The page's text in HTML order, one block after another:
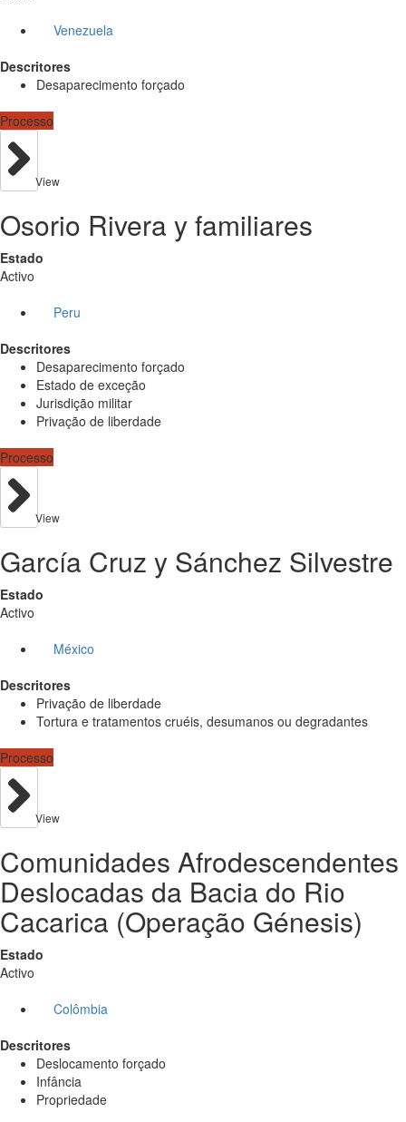
Venezuela
Descritores
Desaparecimento forçado
Processo
View
Osorio Rivera y familiares
Estado
Activo
Peru
Descritores
Desaparecimento forçado
Estado de exceção
Jurisdição militar
Privação de liberdade
Processo
View
García Cruz y Sánchez Silvestre
Estado
Activo
México
Descritores
Privação de liberdade
Tortura e tratamentos cruéis, desumanos ou degradantes
Processo
View
Comunidades Afrodescendentes
Deslocadas da Bacia do Rio
Cacarica (Operação Génesis)
Estado
Activo
Colômbia
Descritores
Deslocamento forçado
Infância
Propriedade